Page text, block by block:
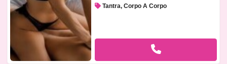
Tantra, Corpo A Corpo